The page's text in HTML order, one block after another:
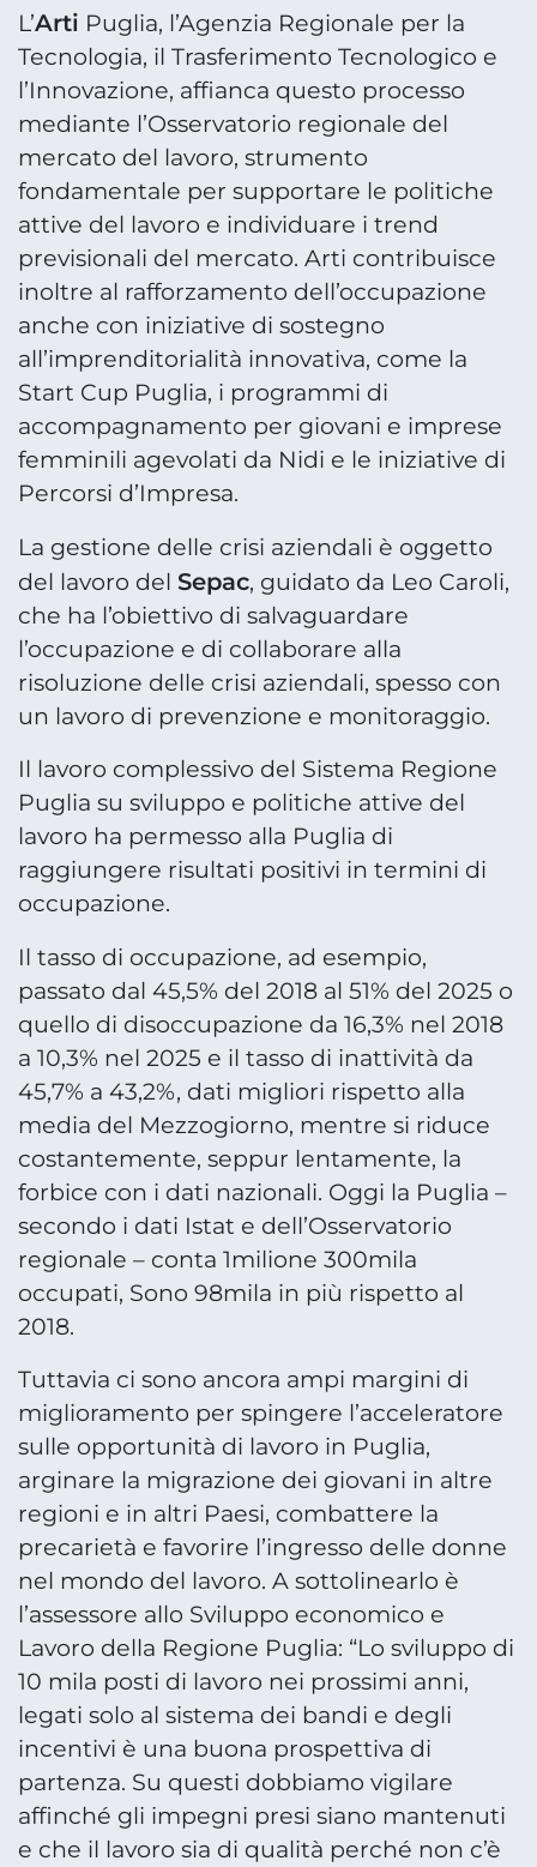
L’Arti Puglia, l’Agenzia Regionale per la
Tecnologia, il Trasferimento Tecnologico e
l’Innovazione, affianca questo processo
mediante l’Osservatorio regionale del
mercato del lavoro, strumento
fondamentale per supportare le politiche
attive del lavoro e individuare i trend
previsionali del mercato. Arti contribuisce
inoltre al rafforzamento dell’occupazione
anche con iniziative di sostegno
all’imprenditorialità innovativa, come la
Start Cup Puglia, i programmi di
accompagnamento per giovani e imprese
femminili agevolati da Nidi e le iniziative di
Percorsi d’Impresa.
La gestione delle crisi aziendali è oggetto
del lavoro del Sepac, guidato da Leo Caroli,
che ha l’obiettivo di salvaguardare
l’occupazione e di collaborare alla
risoluzione delle crisi aziendali, spesso con
un lavoro di prevenzione e monitoraggio.
Il lavoro complessivo del Sistema Regione
Puglia su sviluppo e politiche attive del
lavoro ha permesso alla Puglia di
raggiungere risultati positivi in termini di
occupazione.
Il tasso di occupazione, ad esempio,
passato dal 45,5% del 2018 al 51% del 2025 o
quello di disoccupazione da 16,3% nel 2018
a 10,3% nel 2025 e il tasso di inattività da
45,7% a 43,2%, dati migliori rispetto alla
media del Mezzogiorno, mentre si riduce
costantemente, seppur lentamente, la
forbice con i dati nazionali. Oggi la Puglia –
secondo i dati Istat e dell’Osservatorio
regionale – conta 1milione 300mila
occupati, Sono 98mila in più rispetto al
2018.
Tuttavia ci sono ancora ampi margini di
miglioramento per spingere l’acceleratore
sulle opportunità di lavoro in Puglia,
arginare la migrazione dei giovani in altre
regioni e in altri Paesi, combattere la
precarietà e favorire l’ingresso delle donne
nel mondo del lavoro. A sottolinearlo è
l’assessore allo Sviluppo economico e
Lavoro della Regione Puglia: “Lo sviluppo di
10 mila posti di lavoro nei prossimi anni,
legati solo al sistema dei bandi e degli
incentivi è una buona prospettiva di
partenza. Su questi dobbiamo vigilare
affinché gli impegni presi siano mantenuti
e che il lavoro sia di qualità perché non c’è